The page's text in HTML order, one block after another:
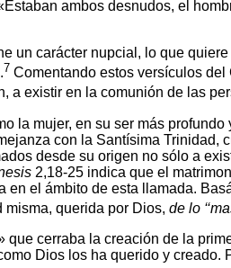
ambos desnudos, el
un carácter nupcial, lo que
7 Comentando estos versículos
existir en la comunión de las
la mujer, en su ser más profundo
con la Santísima Trinidad,
desde su origen no sólo a
2,18-25 indica que el
el ámbito de esta llamada.
misma, querida por Dios, de lo
cerraba la creación de la
Dios los ha querido y creado.